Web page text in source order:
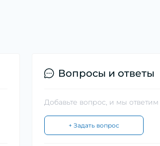
Вопросы и ответы
Добавьте вопрос, и мы
+ Задать вопрос